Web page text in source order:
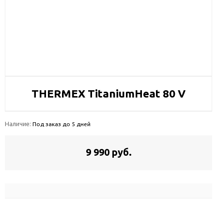
THERMEX TitaniumHeat 80 V
Наличие: Под заказ до 5 дней
9 990 руб.